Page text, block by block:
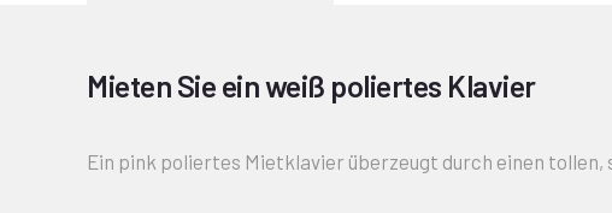
Mieten Sie ein weiß poliertes Klavier
Ein pink poliertes Mietklavier überzeugt durch einen